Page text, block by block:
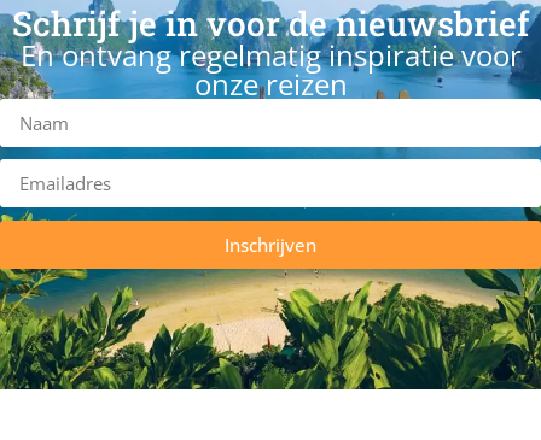
Schrijf je in voor de nieuwsbrief
En ontvang regelmatig inspiratie voor
onze reizen
Inschrijven